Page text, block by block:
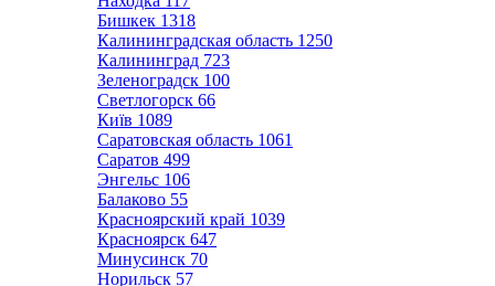
Бишкек 1318
Калининградская область 1250
Калининград 723
Зеленоградск 100
Светлогорск 66
Київ 1089
Саратовская область 1061
Саратов 499
Энгельс 106
Балаково 55
Красноярский край 1039
Красноярск 647
Минусинск 70
Норильск 57